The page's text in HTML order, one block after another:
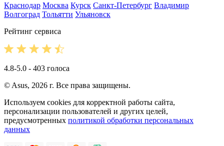
Краснодар Москва Курск Санкт-Петербург Владимир
Волгоград Тольятти Ульяновск
Рейтинг сервиса
4.8-5.0 - 403 голоса
© Asus, 2026 г. Все права защищены.
Используем cookies для корректной работы сайта,
персонализации пользователей и других целей,
предусмотренных политикой обработки персональных
данных